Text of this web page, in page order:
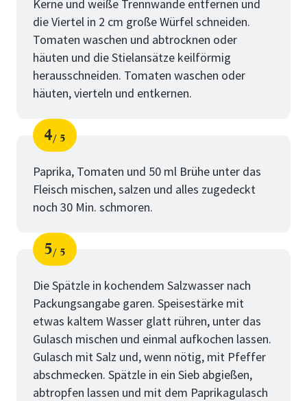
Kerne und weiße Trennwände entfernen und
die Viertel in 2 cm große Würfel schneiden.
Tomaten waschen und abtrocknen oder
häuten und die Stielansätze keilförmig
herausschneiden. Tomaten waschen oder
häuten, vierteln und entkernen.
Schritt
4
von
5
Paprika, Tomaten und 50 ml Brühe unter das
Fleisch mischen, salzen und alles zugedeckt
noch 30 Min. schmoren.
Schritt
5
von
5
Die Spätzle in kochendem Salzwasser nach
Packungsangabe garen. Speisestärke mit
etwas kaltem Wasser glatt rühren, unter das
Gulasch mischen und einmal aufkochen lassen.
Gulasch mit Salz und, wenn nötig, mit Pfeffer
abschmecken. Spätzle in ein Sieb abgießen,
abtropfen lassen und mit dem Paprikagulasch